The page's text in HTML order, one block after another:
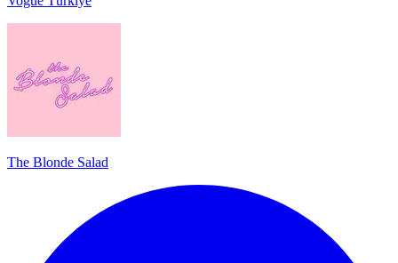
The Blonde Salad